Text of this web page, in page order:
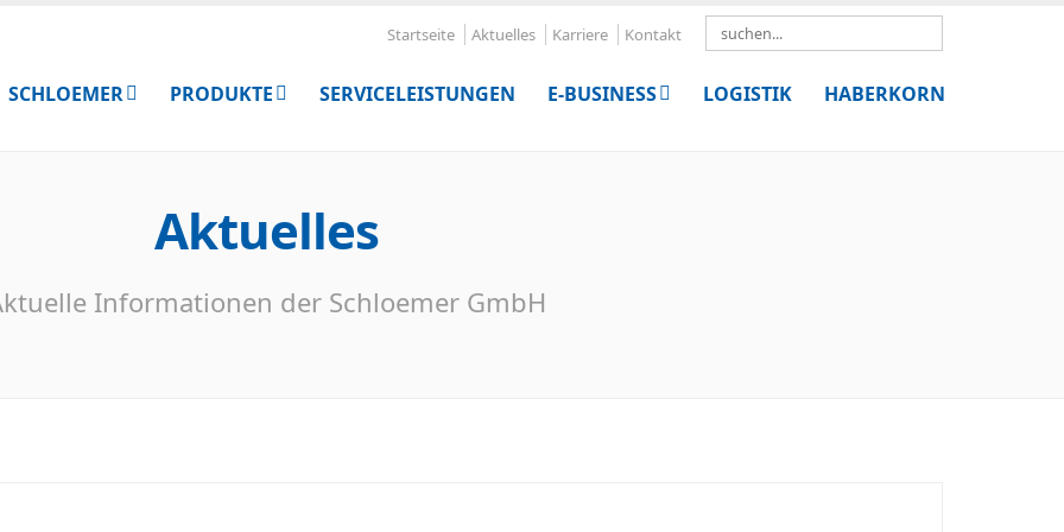
Startseite Aktuelles Karriere Kontakt
SCHLOEMER PRODUKTE SERVICELEISTUNGEN E-BUSINESS LOGISTIK HABERKORN
Aktuelles
Informationen der Schloemer GmbH